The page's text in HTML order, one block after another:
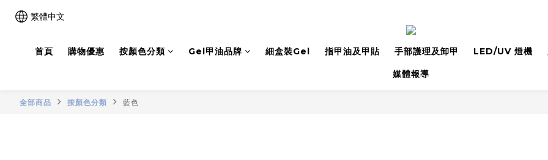
繁體中文
首頁 購物優惠 按顏色分類 Gel甲油品牌 細盒裝Gel 指甲油及甲貼 手部護理及卸甲 LED/UV 燈機
媒體報導
全部商品 按顏色分類 藍色